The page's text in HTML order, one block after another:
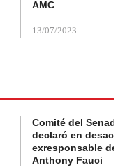
AMC
13/07/2023
Comité del Senado
declaró en
exresponsable de
Anthony Fauci